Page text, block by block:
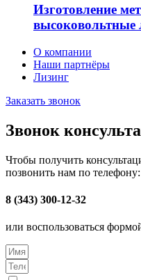
Изготовление
высоковольтные
О компании
Наши партнёры
Лизинг
Заказать звонок
Звонок
Чтобы получить
позвонить нам по телефону:
8 (343) 300-12-32
или воспользоваться